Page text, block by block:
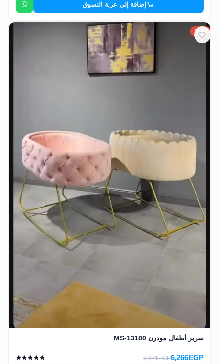
إضافة إلى عربة التسوق
15%
سرير أطفال مودرن MS-13180
6,266EGP
7,371EGP